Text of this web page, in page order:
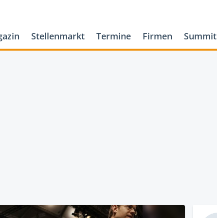
Stellenmarkt Termine Firmen Summit